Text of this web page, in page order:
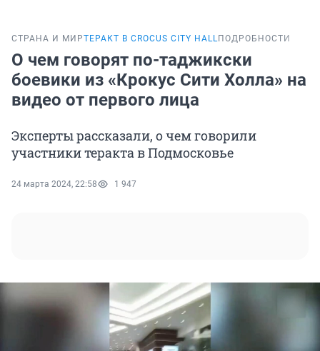
СТРАНА И МИРТЕРАКТ В CROCUS CITY HALLПОДРОБНОСТИ
О чем говорят по-таджикски
боевики из «Крокус Сити Холла» на
видео от первого лица
Эксперты рассказали, о чем говорили
участники теракта в Подмосковье
24 марта 2024, 22:58 1 947